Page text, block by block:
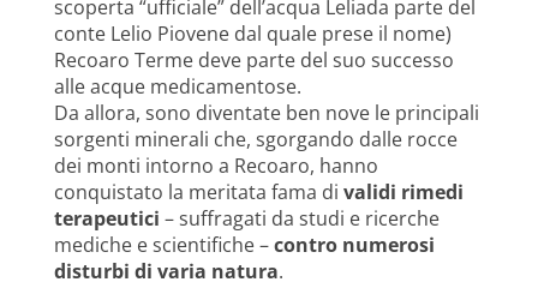
scoperta “ufficiale” dell’acqua Leliada parte del
conte Lelio Piovene dal quale prese il nome)
Recoaro Terme deve parte del suo successo
alle acque medicamentose.
Da allora, sono diventate ben nove le principali
sorgenti minerali che, sgorgando dalle rocce
dei monti intorno a Recoaro, hanno
conquistato la meritata fama di validi rimedi
terapeutici – suffragati da studi e ricerche
mediche e scientifiche –contro numerosi
disturbi di varia natura.